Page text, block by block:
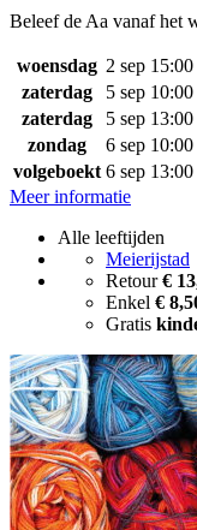
Beleef de Aa vanaf het
woensdag 2 sep 15:00
zaterdag
5 sep 10:00
zaterdag
5 sep 13:00
zondag
6 sep 10:00
volgeboekt 6 sep 13:00
Meer informatie
Alle leeftijden
Meierijstad
Retour€
Enkel €
Gratis